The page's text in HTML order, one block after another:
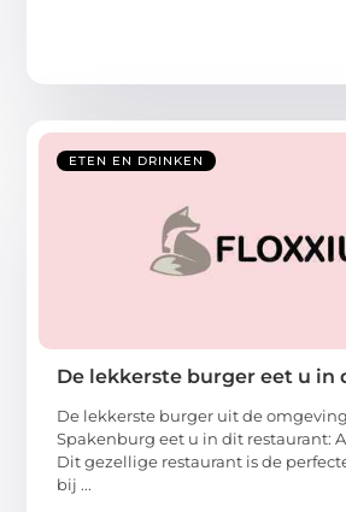
ETEN EN DRINKEN
De lekkerste burger eet u in
De lekkerste burger uit de
Spakenburg eet u in dit restaurant:
Dit gezellige restaurant is de
bij ...